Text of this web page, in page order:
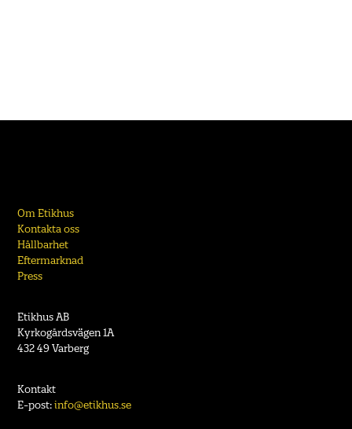
Om Etikhus
Kontakta oss
Hållbarhet
Eftermarknad
Press
Etikhus AB
Kyrkogårdsvägen 1A
432 49 Varberg
Kontakt
E-post:info@etikhus.se